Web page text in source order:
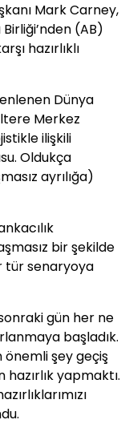
Mark Carney,
(AB)
hazırlıklı
Dünya
Merkez
ilişkili
Oldukça
ayrılığa)
bir şekilde
tür senaryoya
gün her ne
başladık.
önemli şey geçiş
yapmaktı.